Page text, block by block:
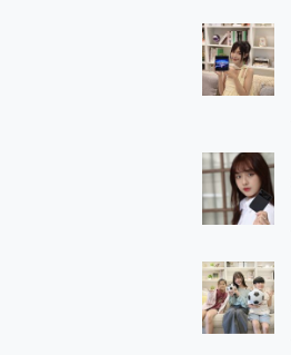
版全解析 × 年末優惠，一篇全看懂
Starfish 2 幻彩膠囊投影機｜結合
機械鍵盤與 Mercury X 系列 輕量無
銷宣告驗證的手機配件品牌
海報徵稿活動」好康大放送
薄型磁吸無線急速行動電源 開
每月免費送你 300分鐘轉寫
登場，趕快來AGI亞奇雷挑戰任務抽